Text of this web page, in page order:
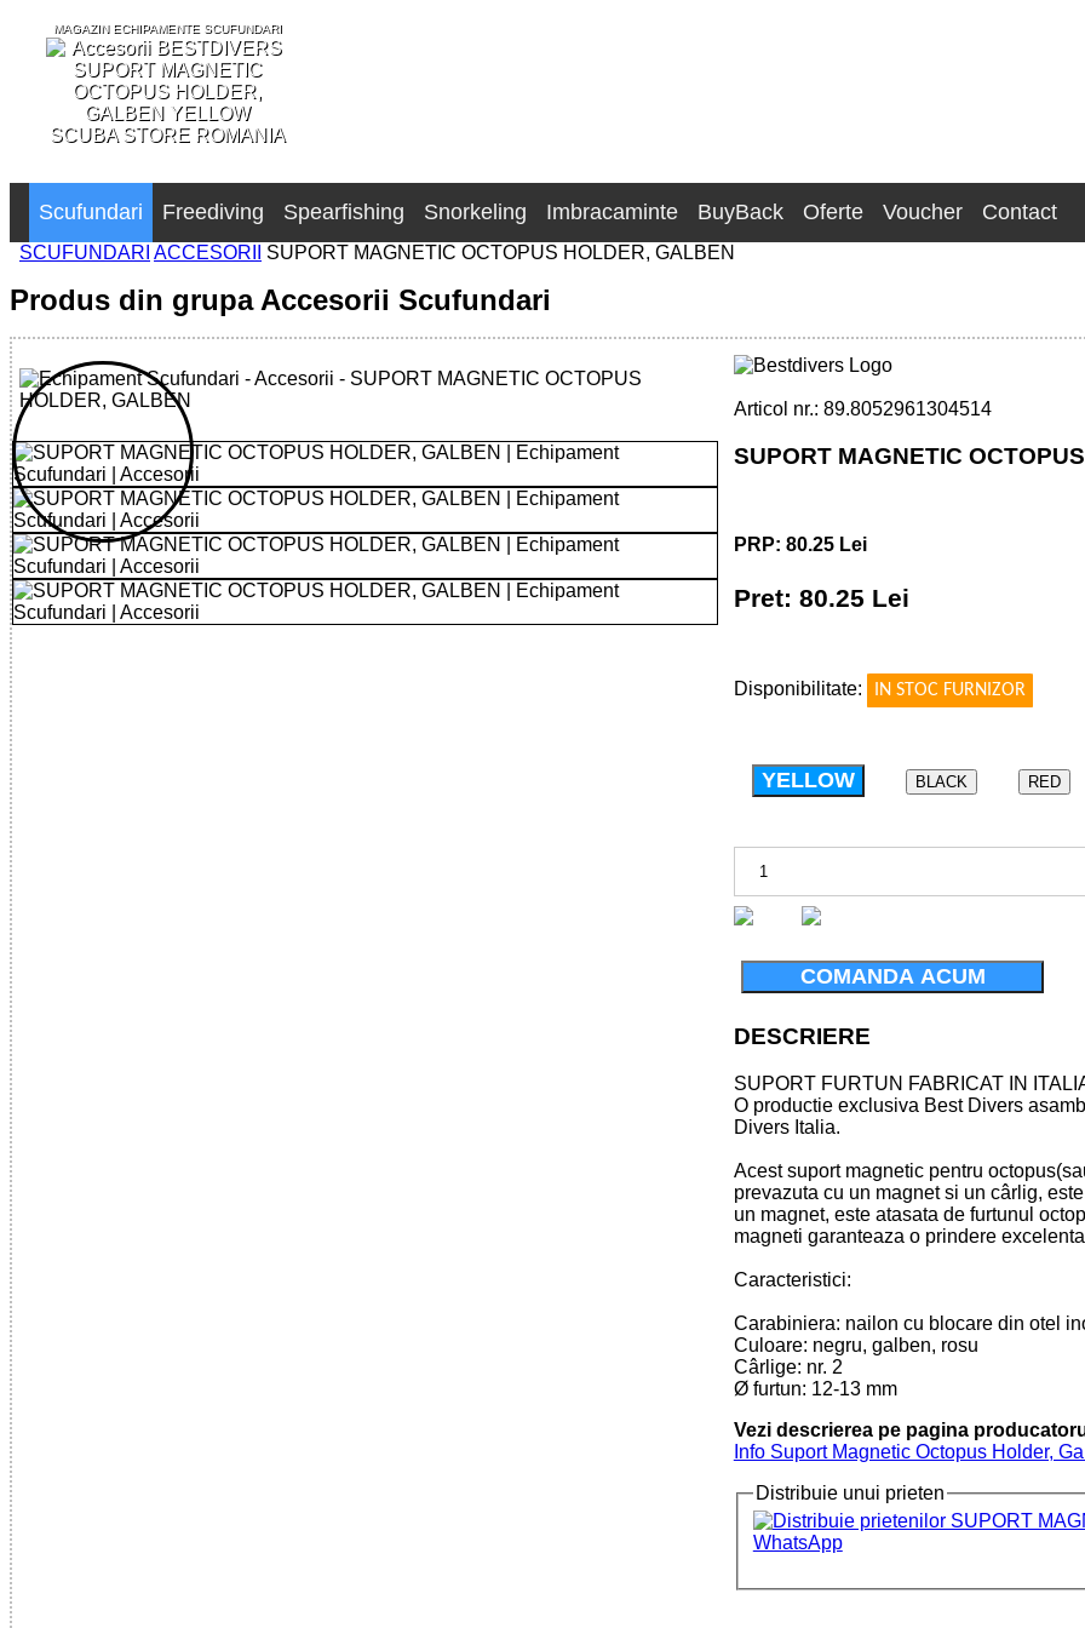
MAGAZIN ECHIPAMENTE SCUFUNDARI
SCUBA STORE ROMANIA
Scufundari Freediving Spearfishing Snorkeling Imbracaminte BuyBack Oferte Voucher Contact
SCUFUNDARI ACCESORII SUPORT MAGNETIC OCTOPUS HOLDER, GALBEN
Produs din grupa Accesorii Scufundari
Articol nr.: 89.8052961304514
SUPORT MAGNETIC
PRP: 80.25 Lei
Pret: 80.25 Lei
Disponibilitate:
IN STOC FURNIZOR
YELLOW BLACK RED
COMANDA ACUM
DESCRIERE
SUPORT FURTUN FABRICAT IN
O productie exclusiva Best Divers
Divers Italia.
Acest suport magnetic pentru
prevazuta cu un magnet si un cârlig,
un magnet, este atasata de furtunul
magneti garanteaza o prindere
Caracteristici:
Carabiniera: nailon cu blocare din otel
Culoare: negru, galben, rosu
Cârlige: nr. 2
Ø furtun: 12-13 mm
Vezi descrierea pe pagina
Info Suport Magnetic Octopus Holder,
Distribuie unui prieten